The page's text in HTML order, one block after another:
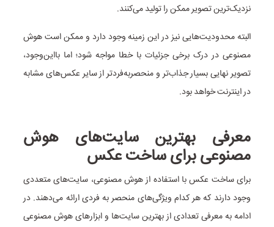
نزدیک‌ترین تصویر ممکن را تولید می‌کنند.
البته محدودیت‌هایی نیز در این زمینه وجود دارد و ممکن است هوش
مصنوعی در درک برخی جزئیات با خطا مواجه شود؛ اما با‌این‌وجود،
تصویر نهایی بسیار جذاب‌تر و منحصر‌به‌فردتر از سایر عکس‌های مشابه
در اینترنت خواهد بود.
معرفی بهترین سایت‌های هوش
مصنوعی برای ساخت عکس
برای ساخت عکس با استفاده از هوش مصنوعی، سایت‌های متعددی
وجود دارند که هر کدام ویژگی‌های منحصر به فردی ارائه می‌دهند. در
ادامه به معرفی تعدادی از بهترین سایت‌ها و ابزارهای هوش مصنوعی